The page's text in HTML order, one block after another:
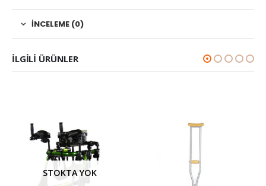
İNCELEME (0)
ILGILI ÜRÜNLER
STOKTA YOK